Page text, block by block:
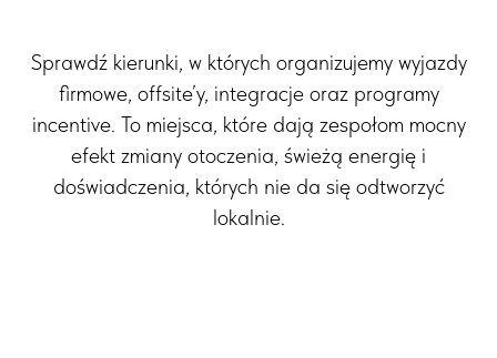
Sprawdź kierunki, w których organizujemy wyjazdy
firmowe, offsite’y, integracje oraz programy
incentive. To miejsca, które dają zespołom mocny
efekt zmiany otoczenia, świeżą energię i
doświadczenia, których nie da się odtworzyć
lokalnie.